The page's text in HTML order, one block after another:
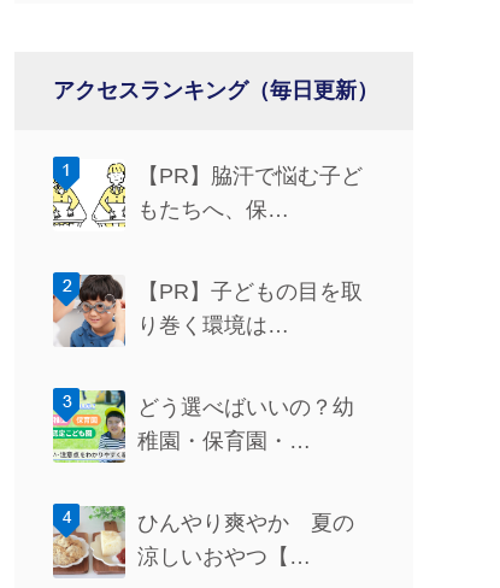
アクセスランキング（毎日更新）
【PR】脇汗で悩む子ど
もたちへ、保…
【PR】子どもの目を取
り巻く環境は…
どう選べばいいの？幼
稚園・保育園・…
ひんやり爽やか 夏の
涼しいおやつ【…